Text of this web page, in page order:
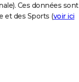
Ces données sont
et des Sports (voir ici